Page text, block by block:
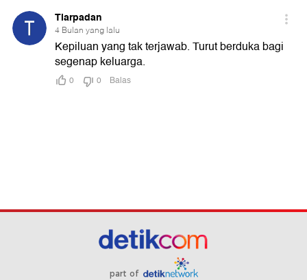
part of